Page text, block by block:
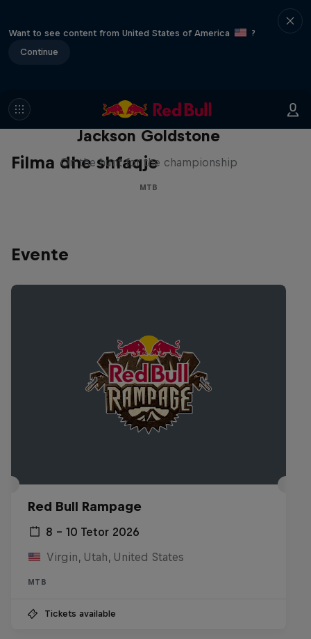
Want to see content from United States of America
?
Continue
Filma dhe shfaqje
The Search for Milliseconds:
Jackson Goldstone
On the hunt for the championship
MTB
Evente
Red Bull Rampage
8 – 10 Tetor 2026
Virgin, Utah, United States
MTB
Tickets available